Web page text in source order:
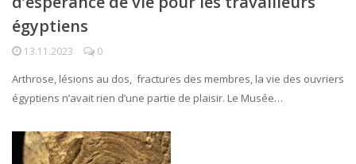
égyptiens
13.11.2023 0
Arthrose, lésions au dos, fractures des membres, la vie des ouvriers
égyptiens n’avait rien d’une partie de plaisir. Le Musée…